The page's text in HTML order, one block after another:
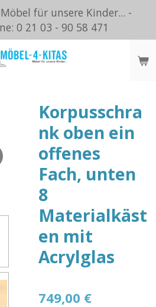
Möbel für unsere Kinder... -
0 21 03 - 90 58 471
Korpusschra
nk oben ein
offenes
Fach, unten
8
Materialkäst
en mit
Acrylglas
749,00 €